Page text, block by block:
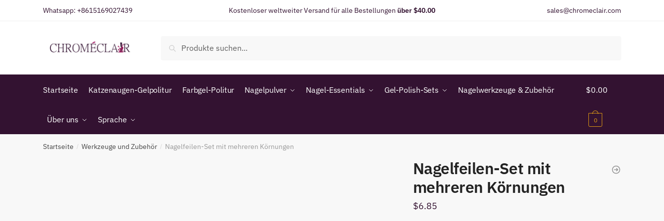
Whatsapp: +8615169027439 Kostenloser weltweiter Versand für alle Bestellungen über $40.00 sales@chromeclair.com
nach:
Suche
Startseite Katzenaugen-Gelpolitur Farbgel-Politur Nagelpulver Nagel-Essentials Gel-Polish-Sets Nagelwerkzeuge & Zubehör
Über uns Sprache
$0.00
0
Startseite / Werkzeuge und Zubehör / Nagelfeilen-Set mit mehreren Körnungen
Nagelfeilen-Set mit
mehreren Körnungen
$6.85